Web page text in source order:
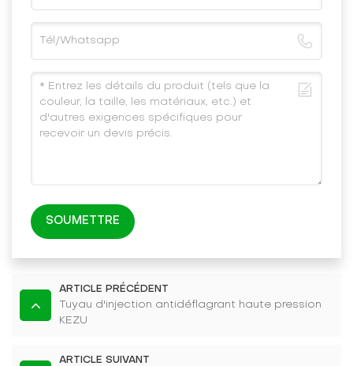
SOUMETTRE
ARTICLE PRÉCÉDENT
Tuyau d'injection antidéflagrant haute pression
KEZU
ARTICLE SUIVANT